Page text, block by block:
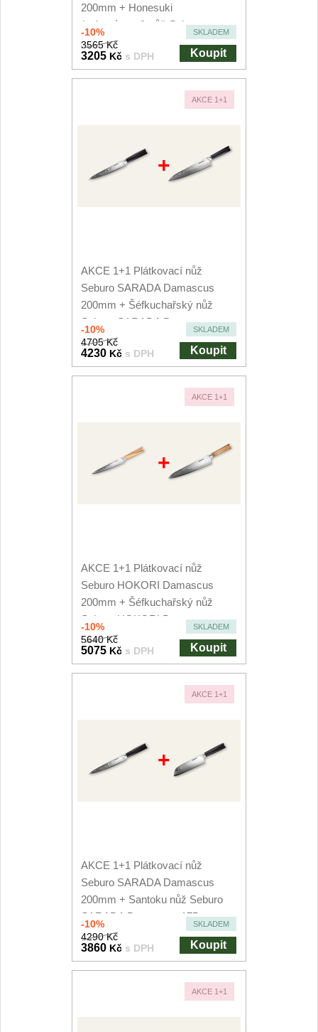
200mm + Honesuki
(vykosťovací) nůž Seburo
SARADA...
-10% SKLADEM
3565 Kč
3205 Kč s DPH Koupit
AKCE 1+1
+
AKCE 1+1 Plátkovací nůž
Seburo SARADA Damascus
200mm + Šéfkuchařský nůž
Seburo SARADA Damascus
250mm
-10% SKLADEM
4705 Kč
4230 Kč s DPH Koupit
AKCE 1+1
+
AKCE 1+1 Plátkovací nůž
Seburo HOKORI Damascus
200mm + Šéfkuchařský nůž
Seburo HOKORI Damascus
250mm
-10% SKLADEM
5640 Kč
5075 Kč s DPH Koupit
AKCE 1+1
+
AKCE 1+1 Plátkovací nůž
Seburo SARADA Damascus
200mm + Santoku nůž Seburo
SARADA Damascus 175mm
-10% SKLADEM
4290 Kč
3860 Kč s DPH Koupit
AKCE 1+1